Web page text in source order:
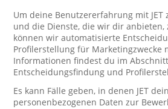
Um deine Benutzererfahrung mit JET
und die Dienste, die wir dir anbieten,
können wir automatisierte
Profilerstellung für Marketingzwecke
Informationen findest du im
Entscheidungsfindung und
Es kann Fälle geben, in denen JET
personenbezogenen Daten zur